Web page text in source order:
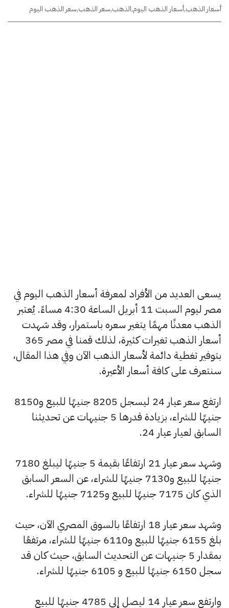
أسعار الذهب,أسعار الذهب اليوم,الذهب,سعر الذهب,سعر الذهب اليوم
يسعى العديد من الأفراد لمعرفة أسعار الذهب اليوم في
مصر ليوم السبت 11 أبريل الساعة 4:30 مساءً. يُعتبر
الذهب معدنًا مهمًا يتغير سعره باستمرار، وقد شهدت
أسعار الذهب تغيرات كثيرة، لذلك قمنا في مصر 365
بتوفير تغطية دائمة لأسعار الذهب الآن وفي هذا المقال،
سنتعرف على كافة أسعار الأعيرة.
ارتفع سعر عيار 24 ليسجل 8205 جنيهًا للبيع و8150
جنيهًا للشراء، بزيادة قدرها 5 جنيهات عن تحديثنا
السابق لعيار عيار 24.
وشهد سعر عيار 21 ارتفاعًا بقيمة 5 جنيهًا ليبلغ 7180
جنيهًا للبيع و7130 جنيهًا للشراء، عن السعر السابق
الذي كان 7175 جنيهًا للبيع و7125 جنيهًا للشراء.
وشهد سعر عيار 18 ارتفاعًا بالسوق المصري الآن، حيث
بلغ 6155 جنيهًا للبيع و6110 جنيهًا للشراء، مرتفعًا
بمقدار 5 جنيهات عن التحديث السابق، حيث كان قد
سجل 6150 جنيهًا للبيع و 6105 جنيهًا للشراء.
وارتفع سعر عيار 14 ليصل إلى 4785 جنيهًا للبيع